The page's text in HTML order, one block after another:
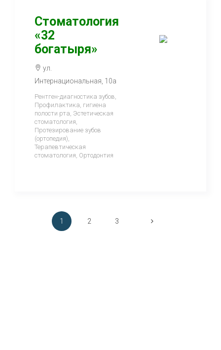
Стоматология
«32
богатыря»
ул.
Интернациональная, 10а
Рентген-диагностика зубов,
Профилактика, гигиена
полости рта, Эстетическая
стоматология,
Протезирование зубов
(ортопедия),
Терапевтическая
стоматология, Ортодонтия
1 2 3